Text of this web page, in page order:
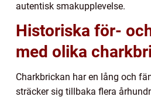
autentisk smakupplevelse.
Historiska för-
med olika
Charkbrickan har en lång och
sträcker sig tillbaka flera